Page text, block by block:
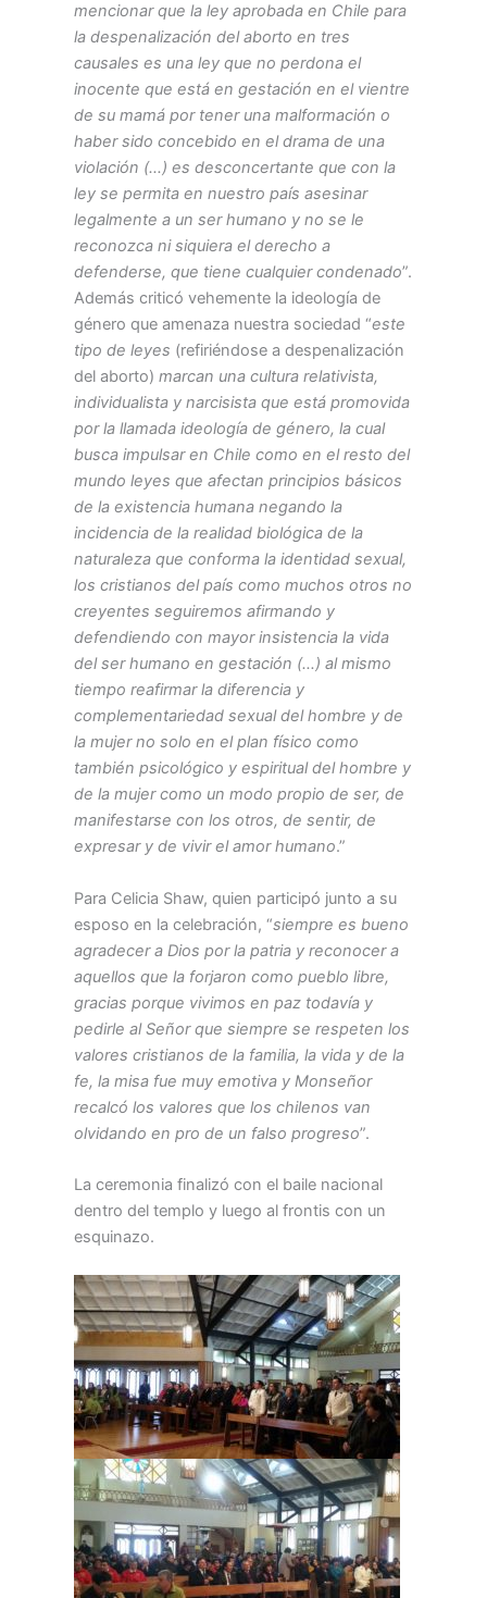
mencionar que la ley aprobada en Chile para
la despenalización del aborto en tres
causales es una ley que no perdona el
inocente que está en gestación en el vientre
de su mamá por tener una malformación o
haber sido concebido en el drama de una
violación (…) es desconcertante que con la
ley se permita en nuestro país asesinar
legalmente a un ser humano y no se le
reconozca ni siquiera el derecho a
defenderse, que tiene cualquier condenado”.
Además criticó vehemente la ideología de
género que amenaza nuestra sociedad “este
tipo de leyes (refiriéndose a despenalización
del aborto)marcan una cultura relativista,
individualista y narcisista que está promovida
por la llamada ideología de género, la cual
busca impulsar en Chile como en el resto del
mundo leyes que afectan principios básicos
de la existencia humana negando la
incidencia de la realidad biológica de la
naturaleza que conforma la identidad sexual,
los cristianos del país como muchos otros no
creyentes seguiremos afirmando y
defendiendo con mayor insistencia la vida
del ser humano en gestación (…) al mismo
tiempo reafirmar la diferencia y
complementariedad sexual del hombre y de
la mujer no solo en el plan físico como
también psicológico y espiritual del hombre y
de la mujer como un modo propio de ser, de
manifestarse con los otros, de sentir, de
expresar y de vivir el amor humano.”
Para Celicia Shaw, quien participó junto a su
esposo en la celebración, “siempre es bueno
agradecer a Dios por la patria y reconocer a
aquellos que la forjaron como pueblo libre,
gracias porque vivimos en paz todavía y
pedirle al Señor que siempre se respeten los
valores cristianos de la familia, la vida y de la
fe, la misa fue muy emotiva y Monseñor
recalcó los valores que los chilenos van
olvidando en pro de un falso progreso”.
La ceremonia finalizó con el baile nacional
dentro del templo y luego al frontis con un
esquinazo.